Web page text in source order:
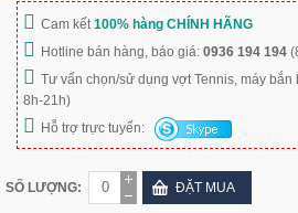
Cam kết100% hàng CHÍNH HÃNG
Hotline bán hàng, báo giá: 0936 194 194
Tư vấn chọn/sử dụng vợt Tennis, máy bắn
8h-21h)
Hỗ trợ trực tuyến:
SỐ LƯỢNG: ĐẶT MUA